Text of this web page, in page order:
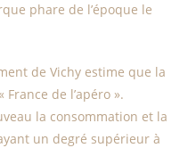
phare de l’époque le
de Vichy estime que la
de l’apéro ».
la consommation et la
un degré supérieur à